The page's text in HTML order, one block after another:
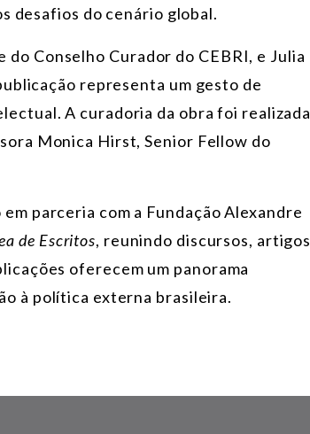
desafios do cenário global.
Conselho Curador do CEBRI, e Julia
representa um gesto de
A curadoria da obra foi realizada
Monica Hirst, Senior Fellow do
parceria com a Fundação Alexandre
de Escritos, reunindo discursos, artigos
oferecem um panorama
à política externa brasileira.